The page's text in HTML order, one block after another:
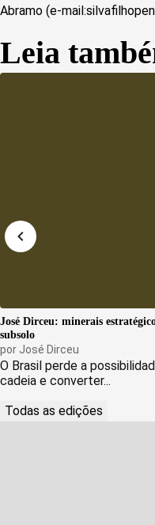
Abramo (e-mail:
Leia
José Dirceu: minerais
subsolo
por José Dirceu
O Brasil perde a
cadeia e converter...
Todas as edições